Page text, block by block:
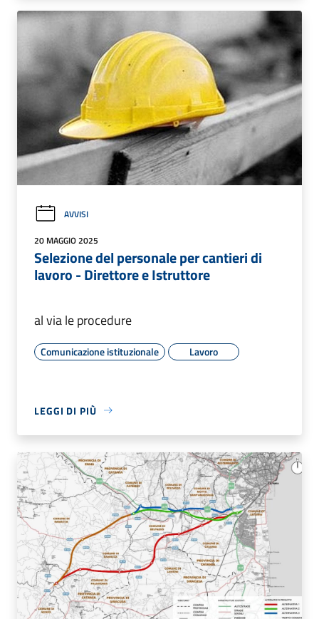
AVVISI
20 MAGGIO 2025
Selezione del personale per cantieri di
lavoro - Direttore e Istruttore
al via le procedure
Comunicazione istituzionale Lavoro
LEGGI DI PIÙ